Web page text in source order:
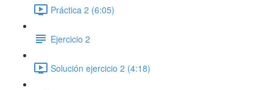
Práctica 2 (6:05)
Ejercicio 2
Solución ejercicio 2 (4:18)